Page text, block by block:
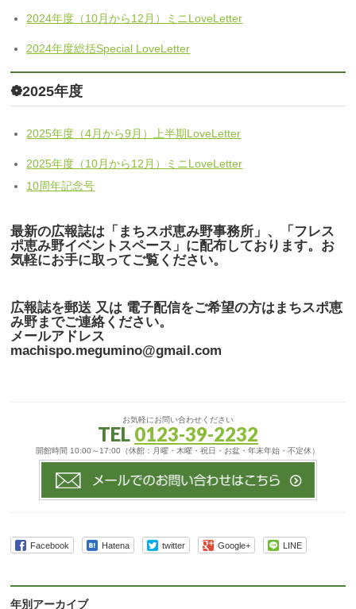
2024年度（10月から12月）ミニLoveLetter
2024年度総括Special LoveLetter
❁2025年度
2025年度（4月から9月）上半期LoveLetter
2025年度（10月から12月）ミニLoveLetter
10周年記念号
最新の広報誌は「まちスポ恵み野事務所」、「フレス
ポ恵み野イベントスペース」に配布しております。お
気軽にお手に取ってご覧ください。
広報誌を郵送 又は 電子配信をご希望の方はまちスポ恵
み野までご連絡ください。
メールアドレス
machispo.megumino@gmail.com
お気軽にお問い合わせください
TEL 0123-39-2232
開館時間 10:00～17:00（休館：月曜・木曜・祝日・お盆・年末年始・不定休）
Facebook Hatena twitter Google+ LINE
年別アーカイブ